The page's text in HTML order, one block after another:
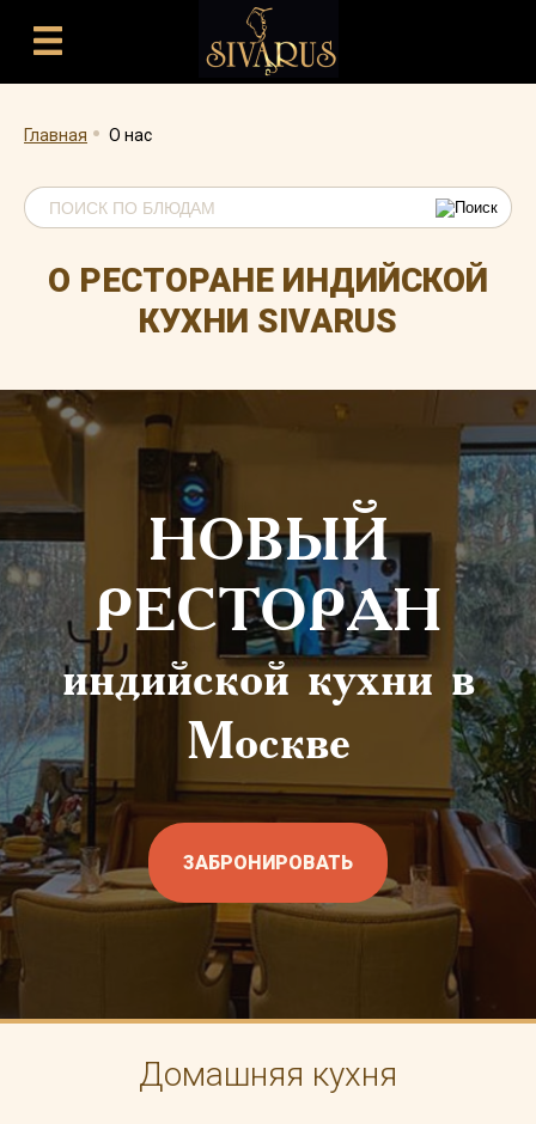
Главная . О нас
О РЕСТОРАНЕ ИНДИЙСКОЙ
КУХНИ SIVARUS
НОВЫЙ
РЕСТОРАН
индийской кухни в
Москве
ЗАБРОНИРОВАТЬ
Домашняя кухня